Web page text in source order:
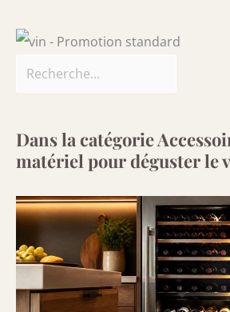
Dans la catégorie
matériel pour déguster le